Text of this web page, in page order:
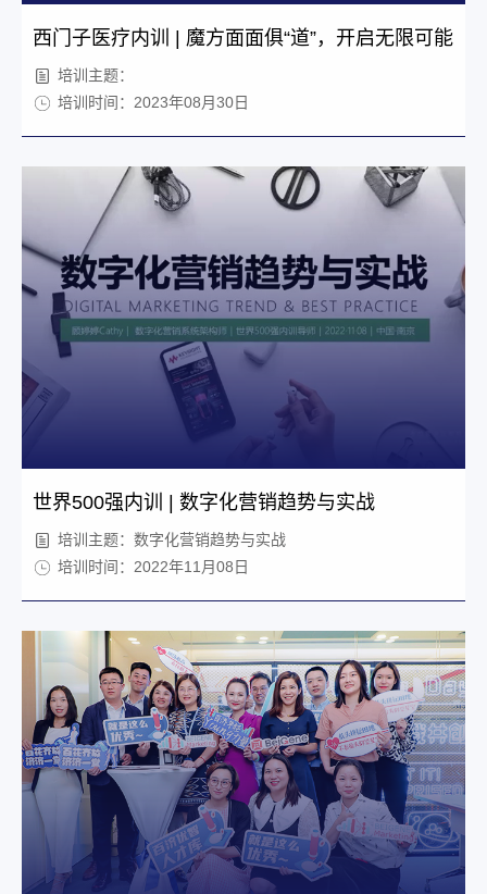
西门子医疗内训 | 魔方面面俱“道”，开启无限可能
培训主题：
培训时间：2023年08月30日
世界500强内训 | 数字化营销趋势与实战
培训主题：数字化营销趋势与实战
培训时间：2022年11月08日